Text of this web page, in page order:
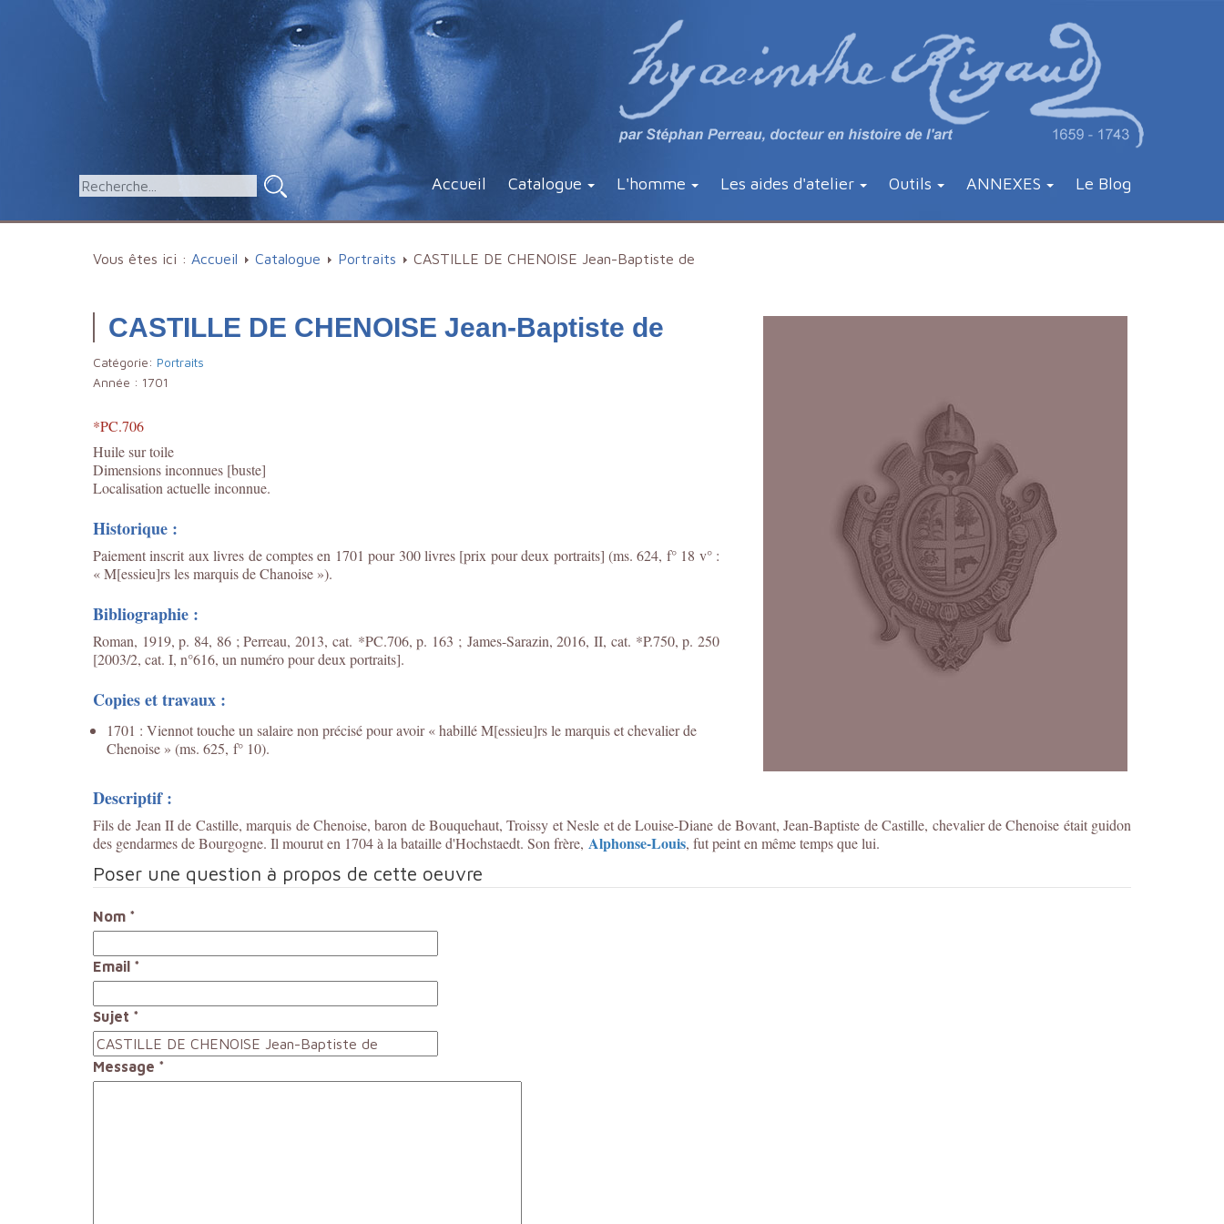
Accueil Catalogue L'homme Les aides d'atelier Outils ANNEXES Le Blog
Vous êtes ici : Accueil Catalogue Portraits CASTILLE DE CHENOISE Jean-Baptiste de
CASTILLE DE CHENOISE Jean-Baptiste de
Catégorie: Portraits
Année : 1701
*PC.706
Huile sur toile
Dimensions inconnues [buste]
Localisation actuelle inconnue.
Historique :
Paiement inscrit aux livres de comptes en 1701 pour 300 livres [prix pour deux portraits] (ms. 624, f° 18 v° :
« M[essieu]rs les marquis de Chanoise »).
Bibliographie :
Roman, 1919, p. 84, 86 ; Perreau, 2013, cat. *PC.706, p. 163 ; James-Sarazin, 2016, II, cat. *P.750, p. 250
[2003/2, cat. I, n°616, un numéro pour deux portraits].
Copies et travaux :
1701 : Viennot touche un salaire non précisé pour avoir « habillé M[essieu]rs le marquis et chevalier de
Chenoise » (ms. 625, f° 10).
Descriptif :
Fils de Jean II de Castille, marquis de Chenoise, baron de Bouquehaut, Troissy et Nesle et de Louise-Diane de Bovant, Jean-Baptiste de Castille, chevalier de Chenoise était guidon
des gendarmes de Bourgogne. Il mourut en 1704 à la bataille d'Hochstaedt. Son frère, Alphonse-Louis, fut peint en même temps que lui.
Poser une question à propos de cette oeuvre
Nom *
Email *
Sujet *
Message *